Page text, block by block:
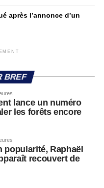
après l’annonce d’un
BREF
lance un numéro
les forêts encore
popularité, Raphaël
recouvert de